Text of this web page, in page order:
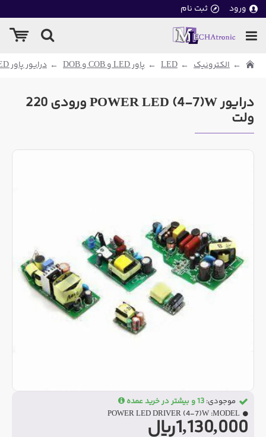
ورود ثبت نام
الکترونیک LED پاور LED و COB و DOB درایور پاور LED
درایور POWER LED (4-7)W ورودی 220
ولت
1,130,000ریال
موجودی: 13 و بیشتر در خرید عمده
MODEL:
POWER LED DRIVER (4-7)W